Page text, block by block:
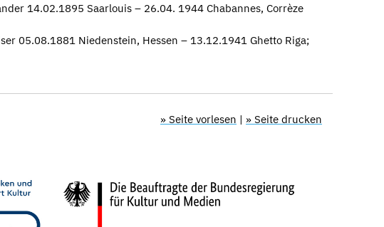
14.02.1895 Saarlouis – 26.04. 1944 Chabannes, Corrèze
05.08.1881 Niedenstein, Hessen – 13.12.1941 Ghetto Riga;
» Seite vorlesen | » Seite drucken